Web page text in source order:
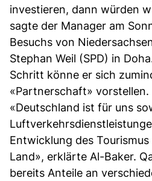
investieren, dann würden
sagte der Manager am
Besuchs von
Stephan Weil (SPD) in
Schritt könne er sich
«Partnerschaft» vorstellen.
«Deutschland ist für uns
Entwicklung des
Land», erklärte Al-Baker.
bereits Anteile an